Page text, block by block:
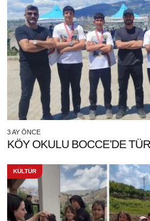
3 AY ÖNCE
KÖY OKULU BOCCE’DE
KÜLTÜR